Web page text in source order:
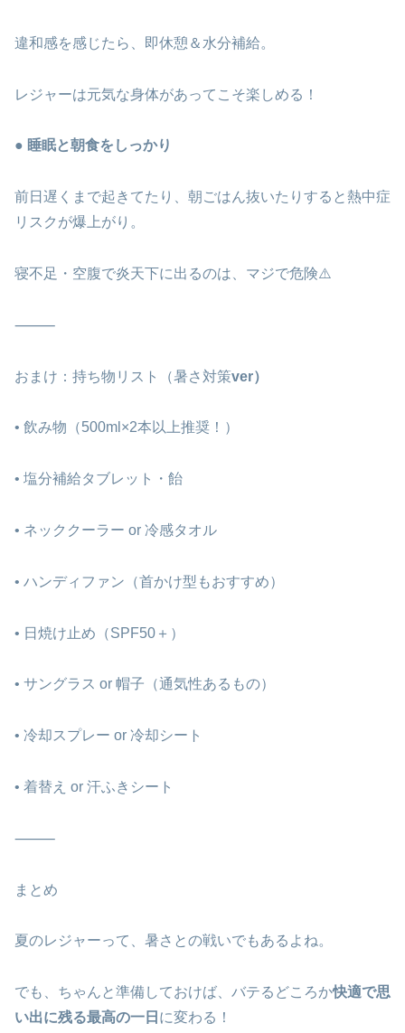
違和感を感じたら、即休憩＆水分補給。
レジャーは元気な身体があってこそ楽しめる！
● 睡眠と朝食をしっかり
前日遅くまで起きてたり、朝ごはん抜いたりすると熱中症
リスクが爆上がり。
寝不足・空腹で炎天下に出るのは、マジで危険⚠️
⸻
おまけ：持ち物リスト（暑さ対策ver）
• 飲み物（500ml×2本以上推奨！）
• 塩分補給タブレット・飴
• ネッククーラー or 冷感タオル
• ハンディファン（首かけ型もおすすめ）
• 日焼け止め（SPF50＋）
• サングラス or 帽子（通気性あるもの）
• 冷却スプレー or 冷却シート
• 着替え or 汗ふきシート
⸻
まとめ
夏のレジャーって、暑さとの戦いでもあるよね。
でも、ちゃんと準備しておけば、バテるどころか快適で思
い出に残る最高の一日 に変わる！